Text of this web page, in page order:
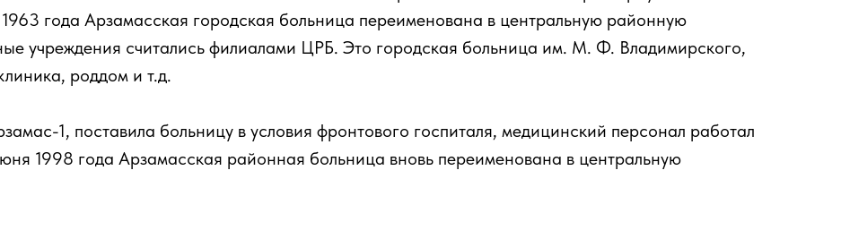
года Арзамасская городская больница переименована в центральную районную
учреждения считались филиалами ЦРБ. Это городская больница им. М. Ф. Владимирского,
роддом и т.д.
1, поставила больницу в условия фронтового госпиталя, медицинский персонал работал
1998 года Арзамасская районная больница вновь переименована в центральную